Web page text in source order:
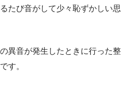
たび音がして少々恥ずかしい思
異音が発生したときに行った整
す。